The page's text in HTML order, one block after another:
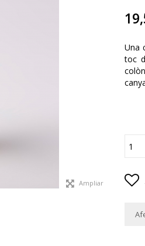
Ampliar
Una
toc